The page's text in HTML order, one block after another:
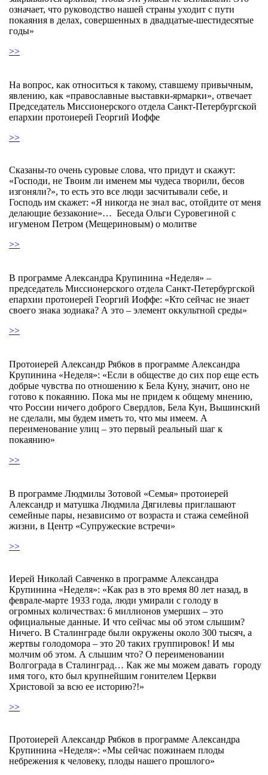
означает, что руководство нашей страны уходит с пути
покаяния в делах, совершенных в двадцатые-шестидесятые
годы»
>>
На вопрос, как относиться к такому, ставшему привычным,
явлению, как «православные выставки-ярмарки», отвечает
Председатель Миссионерского отдела Санкт-Петербургской
епархии протоиерей Георгий Иоффе
>>
Сказаны-то очень суровые слова, что придут и скажут:
«Господи, не Твоим ли именем мы чудеса творили, бесов
изгоняли?», то есть это все люди засчитывали себе, и
Господь им скажет: «Я никогда не знал вас, отойдите от меня
делающие беззаконие»… Беседа Ольги Суровегиной с
игуменом Петром (Мещериновым) о молитве
>>
В программе Александра Крупинина «Неделя» –
председатель Миссионерского отдела Санкт-Петербургской
епархии протоиерей Георгий Иоффе: «Кто сейчас не знает
своего знака зодиака? А это – элемент оккультной среды»
>>
Протоиерей Александр Рябков в программе Александра
Крупинина «Неделя»: «Если в обществе до сих пор еще есть
добрые чувства по отношению к Бела Куну, значит, оно не
готово к покаянию. Пока мы не придем к общему мнению,
что России ничего доброго Свердлов, Бела Кун, Вышинский
не сделали, мы будем иметь то, что мы имеем. А
переименование улиц – это первый реальный шаг к
покаянию»
>>
В программе Людмилы Зотовой «Семья» протоиерей
Александр и матушка Людмила Дягилевы приглашают
семейные пары, независимо от возраста и стажа семейной
жизни, в Центр «Супружеские встречи»
>>
Иерей Николай Савченко в программе Александра
Крупинина «Неделя»: «Как раз в это время 80 лет назад, в
феврале-марте 1933 года, люди умирали с голоду в
огромных количествах: 6 миллионов умерших – это
официальные данные. И что сейчас мы об этом слышим?
Ничего. В Сталинграде были окружены около 300 тысяч, а
жертвы голодомора – это 20 таких группировок! И мы
молчим об этом. А слышим что? О переименовании
Волгограда в Сталинград… Как же мы можем давать городу
имя того, кто был крупнейшим гонителем Церкви
Христовой за всю ее историю?!»
>>
Протоиерей Александр Рябков в программе Александра
Крупинина «Неделя»: «Мы сейчас пожинаем плоды
небрежения к человеку, плоды нашего прошлого»